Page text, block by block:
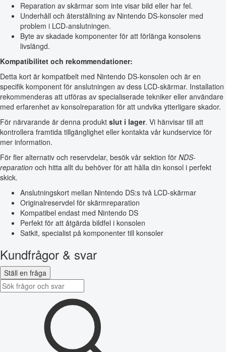
Reparation av skärmar som inte visar bild eller har fel.
Underhåll och återställning av Nintendo DS-konsoler med
problem i LCD-anslutningen.
Byte av skadade komponenter för att förlänga konsolens
livslängd.
Kompatibilitet och rekommendationer:
Detta kort är kompatibelt med Nintendo DS-konsolen och är en
specifik komponent för anslutningen av dess LCD-skärmar. Installation
rekommenderas att utföras av specialiserade tekniker eller användare
med erfarenhet av konsolreparation för att undvika ytterligare skador.
För närvarande är denna produkt slut i lager. Vi hänvisar till att
kontrollera framtida tillgänglighet eller kontakta vår kundservice för
mer information.
För fler alternativ och reservdelar, besök vår sektion för NDS-
reparation och hitta allt du behöver för att hålla din konsol i perfekt
skick.
Anslutningskort mellan Nintendo DS:s två LCD-skärmar
Originalreservdel för skärmreparation
Kompatibel endast med Nintendo DS
Perfekt för att åtgärda bildfel i konsolen
Satkit, specialist på komponenter till konsoler
Kundfrågor & svar
Ställ en fråga